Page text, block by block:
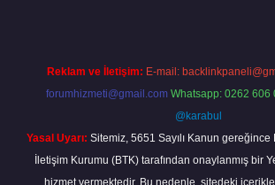
Reklam ve İletişim: E-mail:
forumhizmeti@gmail.com Whatsapp: 0262 606
@karabul
Yasal Uyarı: Sitemiz, 5651 Sayılı Kanun
İletişim Kurumu (BTK) tarafından onaylanmış bir
hizmet vermektedir. Bu nedenle, sitedeki